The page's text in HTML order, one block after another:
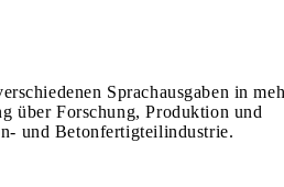
Sprachausgaben in
über Forschung, Produktion und
und Betonfertigteilindustrie.